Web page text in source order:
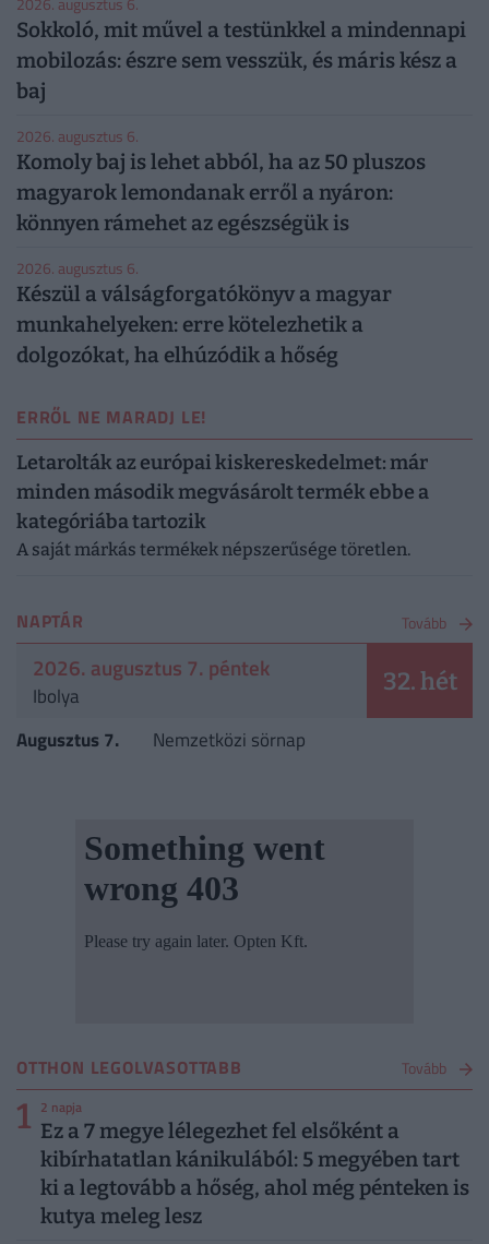
Sokkoló, mit művel a testünkkel a mindennapi
mobilozás: észre sem vesszük, és máris kész a
baj
2026. augusztus 6.
Komoly baj is lehet abból, ha az 50 pluszos
magyarok lemondanak erről a nyáron:
könnyen rámehet az egészségük is
2026. augusztus 6.
Készül a válságforgatókönyv a magyar
munkahelyeken: erre kötelezhetik a
dolgozókat, ha elhúzódik a hőség
ERRŐL NE MARADJ LE!
Letarolták az európai kiskereskedelmet: már
minden második megvásárolt termék ebbe a
kategóriába tartozik
A saját márkás termékek népszerűsége töretlen.
NAPTÁR Tovább
2026. augusztus 7. péntek
Ibolya 32. hét
Augusztus 7. Nemzetközi sörnap
OTTHON LEGOLVASOTTABB Tovább
1 2 napja
Ez a 7 megye lélegezhet fel elsőként a
kibírhatatlan kánikulából: 5 megyében tart
ki a legtovább a hőség, ahol még pénteken is
kutya meleg lesz